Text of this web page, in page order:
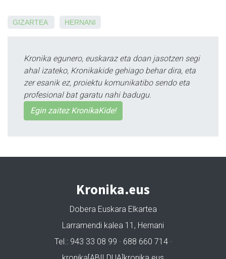
GIZARTEA HERNANI
Kronika egunero, euskaraz eta doan jasotzen segi
ahal izateko, Kronikakide gehiago behar dira, eta
zer esanik ez, proiektu komunikatibo sendo eta
profesional bat garatu nahi badugu.
Egin zaitez KronikaKide!
Kronika.eus
Dobera Euskara Elkartea
Larramendi kalea 11, Hernani
Tel.: 943 33 08 99 · 688 660 714 ·